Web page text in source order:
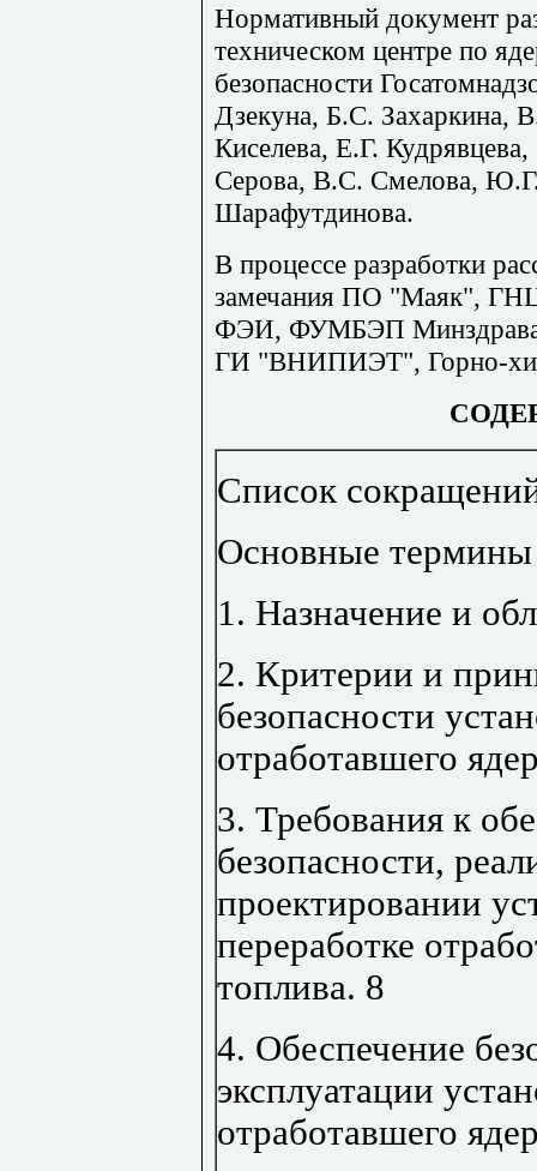
Нормативный документ
техническом центре по
безопасности
Дзекуна, Б.С.
Киселева, Е.Г.
Серова, B.C. Смелова,
Шарафутдинова.
В процессе разработки
замечания ПО "Маяк",
ФЭИ, ФУМБЭП Минздрава
ГИ "ВНИПИЭТ", Горно-
Список
Основные термины
1. Назначение и
2. Критерии и
безопасности
отработавшего
3. Требования к
безопасности,
проектировании
переработке
топлива. 8
4. Обеспечение
эксплуатации
отработавшего